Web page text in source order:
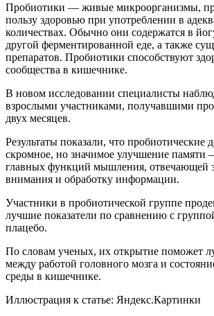
Пробиотики — живые микроорганизмы,
пользу здоровью при употреблении в
количествах. Обычно они содержатся в
другой ферментированной еде, а также
препаратов. Пробиотики способствуют
сообщества в кишечнике.
В новом исследовании специалисты
взрослыми участниками, получавшими
двух месяцев.
Результаты показали, что пробиотические
скромное, но значимое улучшение памяти
главных функций мышления, отвечающей
внимания и обработку информации.
Участники в пробиотической группе
лучшие показатели по сравнению с
плацебо.
По словам ученых, их открытие поможет
между работой головного мозга и
среды в кишечнике.
Иллюстрация к статье: Яндекс.Картинки